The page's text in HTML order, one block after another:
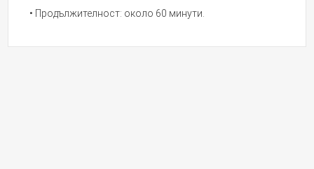
• Продължителност: около 60 минути.